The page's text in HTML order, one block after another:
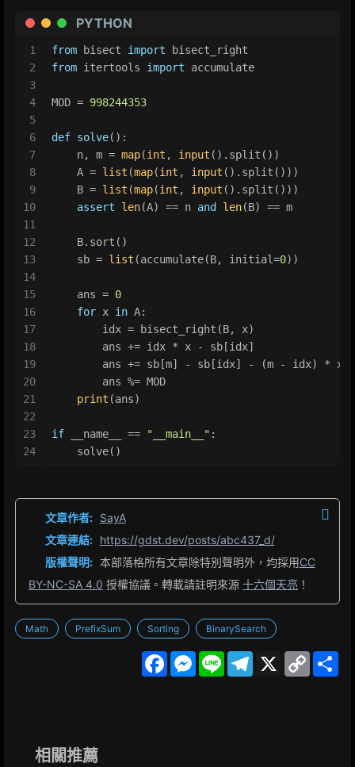
PYTHON
1
2
3
4
5
6
7
8
9
10
11
12
13
14
15
16
17
18
19
20
21
22
23
24
from bisect import bisect_right
from itertools import accumulate
MOD = 998244353
def solve():
    n, m =
map(int , input ().split())
    A =
list (map(int , input ().split()))
    B =
list (map(int , input ().split()))
assert
len(A) == n and len(B) == m
    B.sort()
    sb =
list (accumulate(B, initial=0))
    ans =
0
for x in A:
        idx = bisect_right(B, x)
        ans += idx * x - sb[idx]
        ans += sb[m] - sb[idx] - (m - idx) * x
        ans %= MOD
print (ans)
if __name__ == "__main__" :
    solve()
文章作者: SayA
文章連結: https://gdst.dev/posts/abc437_d/
版權聲明: 本部落格所有文章除特別聲明外，均採用CC
BY-NC-SA 4.0 授權協議。轉載請註明來源 十六個天亮 ！
Math PrefixSum Sorting BinarySearch
F
M
L
X
C
相關推薦